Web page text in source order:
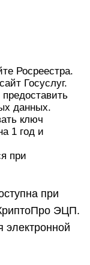
Росреестра.
Госуслуг.
данных.
ключ
1 год и
при
при
ЭЦП.